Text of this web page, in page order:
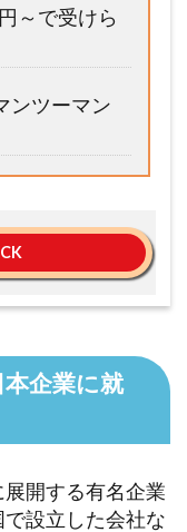
～で受けら
ンツーマン
本企業に就
開する有名企業
設立した会社な